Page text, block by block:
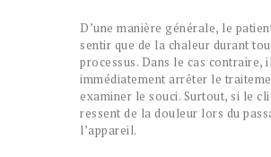
D’une manière générale, le
sentir que de la chaleur durant
processus. Dans le cas contraire,
immédiatement arrêter le
examiner le souci. Surtout, si le
ressent de la douleur lors du
l’appareil.